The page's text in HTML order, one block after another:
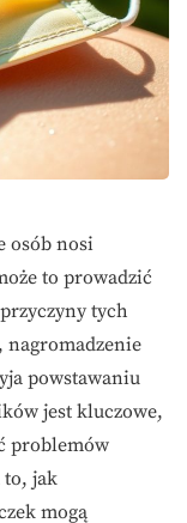
osób nosi
to prowadzić
tych
nagromadzenie
powstawaniu
jest kluczowe,
problemów
to, jak
mogą